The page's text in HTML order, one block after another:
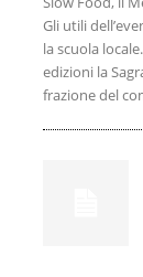
Gli utili
la scuola
edizioni la
frazione del